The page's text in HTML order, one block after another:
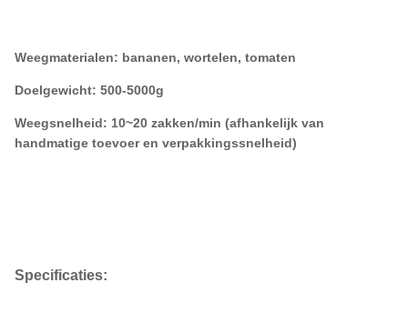
Weegmaterialen: bananen, wortelen, tomaten
Doelgewicht: 500-5000g
Weegsnelheid: 10~20 zakken/min (afhankelijk van
handmatige toevoer en verpakkingssnelheid)
Specificaties: